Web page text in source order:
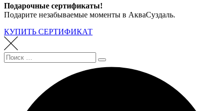
Подарочные сертификаты!
Подарите незабываемые моменты в АкваСуздаль.
КУПИТЬ СЕРТИФИКАТ